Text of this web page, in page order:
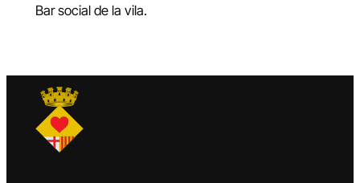
Bar social de la vila.